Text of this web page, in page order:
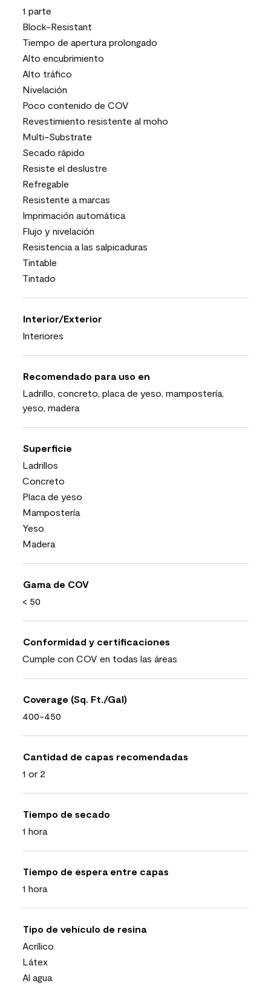
1 parte
Block-Resistant
Tiempo de apertura prolongado
Alto encubrimiento
Alto tráfico
Nivelación
Poco contenido de COV
Revestimiento resistente al moho
Multi-Substrate
Secado rápido
Resiste el deslustre
Refregable
Resistente a marcas
Imprimación automática
Flujo y nivelación
Resistencia a las salpicaduras
Tintable
Tintado
Interior/Exterior
Interiores
Recomendado para uso en
Ladrillo, concreto, placa de yeso, mampostería,
yeso, madera
Superficie
Ladrillos
Concreto
Placa de yeso
Mampostería
Yeso
Madera
Gama de COV
< 50
Conformidad y certificaciones
Cumple con COV en todas las áreas
Coverage (Sq. Ft./Gal)
400-450
Cantidad de capas recomendadas
1 or 2
Tiempo de secado
1 hora
Tiempo de espera entre capas
1 hora
Tipo de vehículo de resina
Acrílico
Látex
Al agua